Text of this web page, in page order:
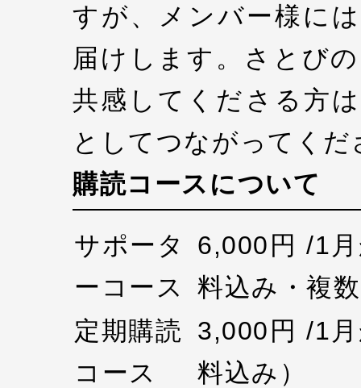
すが、メンバー様に
届けします。さとび
共感してくださる方
としてつながってくだ
購読コースについて
サポータ
ーコース
6,000円 /1
料込み・複
定期購読
コース
3,000円 /1
料込み）